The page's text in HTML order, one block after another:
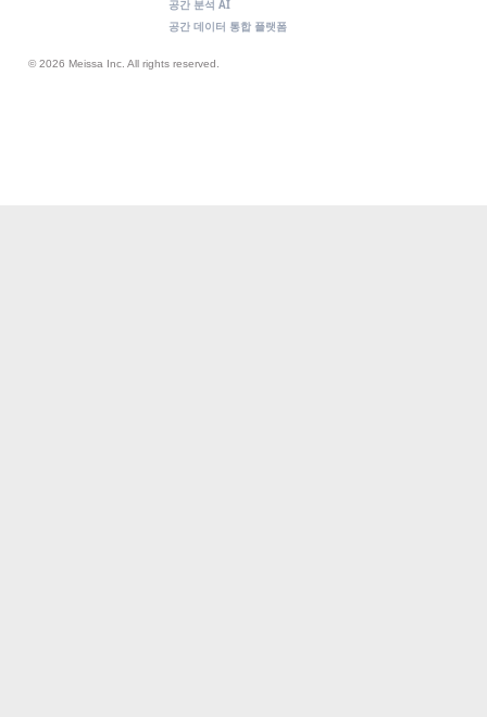
공간 분석 AI
공간 데이터 통합 플랫폼
© 2026 Meissa Inc. All rights reserved.